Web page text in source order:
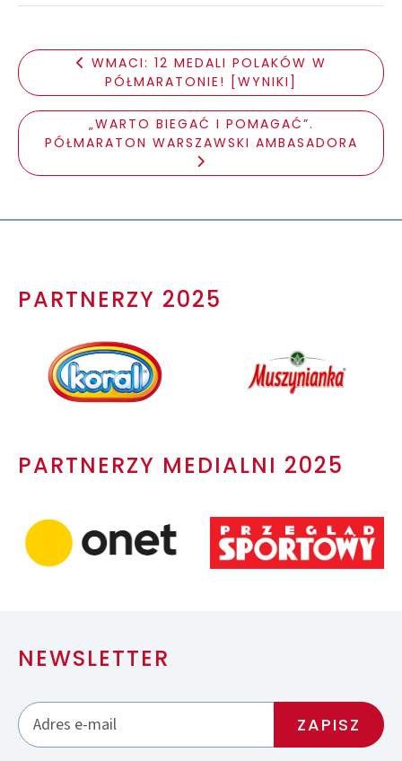
WMACI: 12 MEDALI POLAKÓW W
PÓŁMARATONIE! [WYNIKI]
„WARTO BIEGAĆ I POMAGAĆ”.
PÓŁMARATON WARSZAWSKI AMBASADORA
PARTNERZY 2025
PARTNERZY MEDIALNI 2025
NEWSLETTER